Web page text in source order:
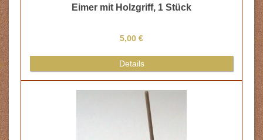
Eimer mit Holzgriff, 1 Stück
5,00 €
Details